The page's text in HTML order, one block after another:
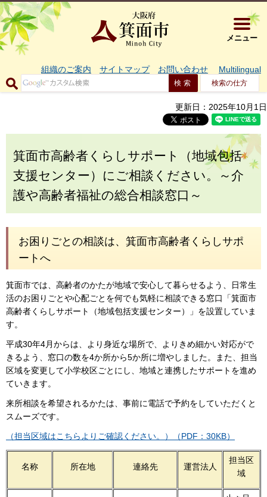
大阪府箕
メニュー
組織のご案内 サイトマップ お問い合わせ Multilingual
検索の仕方
更新日：2025年10月1日
箕面市高齢者くらしサポート（地域包括
支援センター）にご相談ください。～介
護や高齢者福祉の総合相談窓口～
お困りごとの相談は、箕面市高齢者くらしサポ
ートへ
箕面市では、高齢者のかたが地域で安心して暮らせるよう、日常生
活のお困りごとや心配ごとを何でも気軽に相談できる窓口「箕面市
高齢者くらしサポート（地域包括支援センター）」を設置していま
す。
平成30年4月からは、より身近な場所で、よりきめ細かい対応がで
きるよう、窓口の数を4か所から5か所に増やしました。また、担当
区域を変更して小学校区ごとにし、地域と連携したサポートを進め
ていきます。
来所相談を希望されるかたは、事前に電話で予約をしていただくと
スムーズです。
（担当区域はこちらよりご確認ください。）（PDF：30KB）
名称 所在地 連絡先 運営法人
担当区
域